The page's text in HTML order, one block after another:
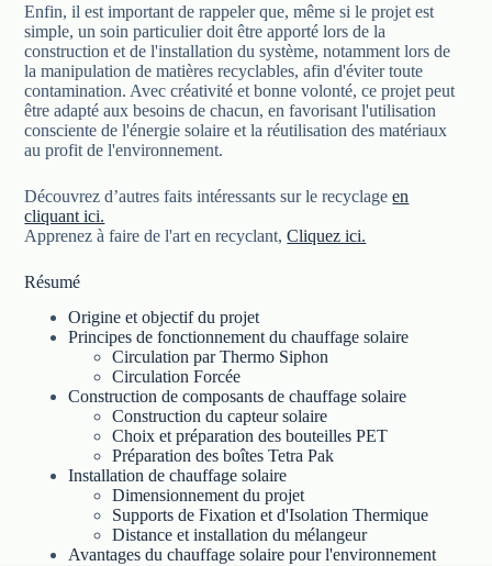
Enfin, il est important de rappeler que, même si le projet est
simple, un soin particulier doit être apporté lors de la
construction et de l'installation du système, notamment lors de
la manipulation de matières recyclables, afin d'éviter toute
contamination. Avec créativité et bonne volonté, ce projet peut
être adapté aux besoins de chacun, en favorisant l'utilisation
consciente de l'énergie solaire et la réutilisation des matériaux
au profit de l'environnement.
Découvrez d’autres faits intéressants sur le recyclageen
cliquant ici.
Apprenez à faire de l'art en recyclant,Cliquez ici.
Résumé
Origine et objectif du projet
Principes de fonctionnement du chauffage solaire
Circulation par Thermo Siphon
Circulation Forcée
Construction de composants de chauffage solaire
Construction du capteur solaire
Choix et préparation des bouteilles PET
Préparation des boîtes Tetra Pak
Installation de chauffage solaire
Dimensionnement du projet
Supports de Fixation et d'Isolation Thermique
Distance et installation du mélangeur
Avantages du chauffage solaire pour l'environnement